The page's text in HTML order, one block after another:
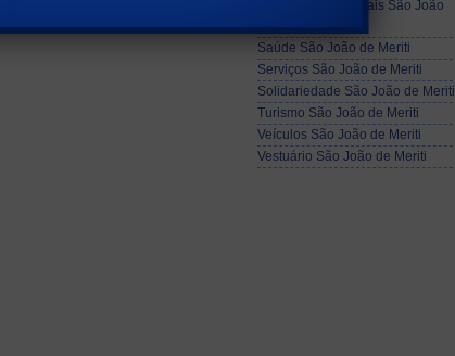
Profissionais Liberais São João
de Meriti
Saúde São João de Meriti
Serviços São João de Meriti
Solidariedade São João de Meriti
Turismo São João de Meriti
Veículos São João de Meriti
Vestuário São João de Meriti